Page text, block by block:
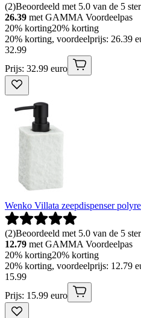
(2)Beoordeeld met 5.0 van de 5
26.39 met GAMMA Voordeelpas
20% korting20% korting
20% korting, voordeelprijs: 26.39
32.99
Prijs: 32.99 euro
Wenko Villata zeepdispenser
(2)Beoordeeld met 5.0 van de 5
12.79 met GAMMA Voordeelpas
20% korting20% korting
20% korting, voordeelprijs: 12.79
15.99
Prijs: 15.99 euro